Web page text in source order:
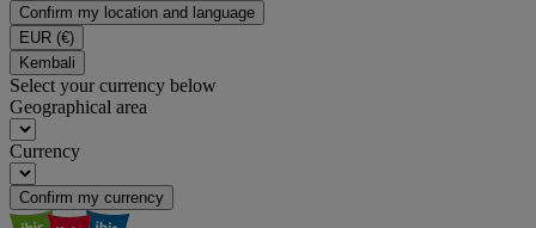
Confirm my location and language
EUR (€)
Kembali
Select your currency below
Geographical area
Currency
Confirm my currency